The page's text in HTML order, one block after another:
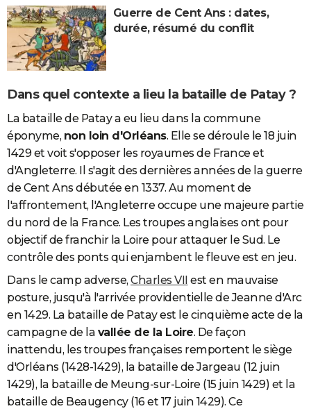
Guerre de Cent Ans : dates,
durée, résumé du conflit
Dans quel contexte a lieu la bataille de Patay ?
La bataille de Patay a eu lieu dans la commune
éponyme, non loin d'Orléans. Elle se déroule le 18 juin
1429 et voit s'opposer les royaumes de France et
d'Angleterre. Il s'agit des dernières années de la guerre
de Cent Ans débutée en 1337. Au moment de
l'affrontement, l'Angleterre occupe une majeure partie
du nord de la France. Les troupes anglaises ont pour
objectif de franchir la Loire pour attaquer le Sud. Le
contrôle des ponts qui enjambent le fleuve est en jeu.
Dans le camp adverse, Charles VII est en mauvaise
posture, jusqu'à l'arrivée providentielle de Jeanne d'Arc
en 1429. La bataille de Patay est le cinquième acte de la
campagne de la vallée de la Loire. De façon
inattendu, les troupes françaises remportent le siège
d'Orléans (1428-1429), la bataille de Jargeau (12 juin
1429), la bataille de Meung-sur-Loire (15 juin 1429) et la
bataille de Beaugency (16 et 17 juin 1429). Ce